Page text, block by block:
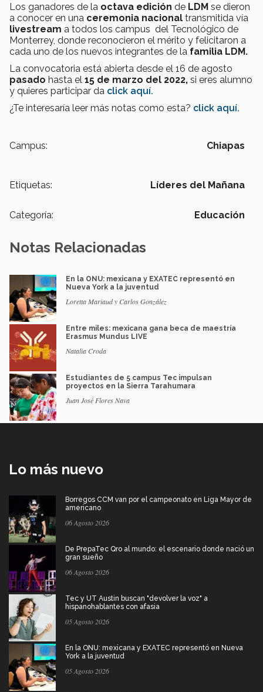
Los ganadores de la octava edición de LDM se dieron
a conocer en una ceremonia nacional transmitida vía
livestream a todos los campus del Tecnológico de
Monterrey, donde reconocieron el mérito y felicitaron a
cada uno de los nuevos integrantes de la familia LDM.
La convocatoria está abierta desde el 16 de agosto
pasado hasta el 15 de marzo del 2022, si eres alumno
y quieres participar da click aquí.
¿Te interesaría leer más notas como esta? click aquí.
Campus: Chiapas
Etiquetas: Líderes del Mañana
Categoría: Educación
Notas Relacionadas
En la ONU: mexicana y EXATEC representó en
Nueva York a la juventud
Loretta Mariaud y Carlos González
Entre miles: mexicana gana beca de maestría
Erasmus Mundus LIVE
Natalia Croda
Estudiantes de 5 campus Tec impulsan
proyectos en la Sierra Tarahumara
Juan José Flores Nava
Lo más nuevo
Borregos CCM van por el campeonato en Liga Mayor de
americano
06 Agosto 2026
De PrepaTec Qro al mundo: el escenario donde nació un
gran sueño
06 Agosto 2026
Tec y UT Austin buscan "devolver la voz" a
hispanohablantes con afasia
05 Agosto 2026
En la ONU: mexicana y EXATEC representó en Nueva
York a la juventud
05 Agosto 2026